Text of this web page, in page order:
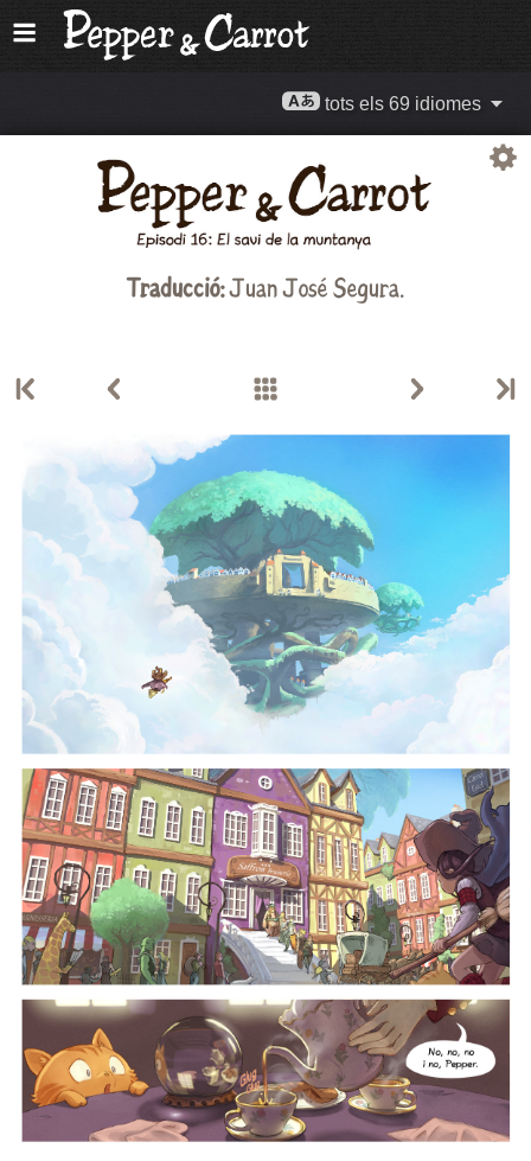
tots els 69 idiomes
Traducció:Juan José Segura.